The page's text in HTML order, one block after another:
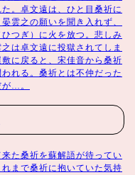
・国子監（こくしか
尉の愛娘・桑祈（そう
を許されていたこの学
出来事をきっかけに晏
だったが、なんとか無
周りの生
、文武両道で明るい彼
。卓文遠は、ひと目桑祈に
雲之の願いを聞き入れず、
つぎ）に火を放つ。悲しみ
は卓文遠に投獄されてしま
に戻ると、宋佳音から桑祈
れる。桑祈とは不仲だった
…。
た桑祈を蘇解語が待ってい
まで桑祈に抱いていた気持